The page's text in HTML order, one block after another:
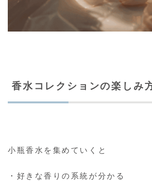
香水コレクションの楽しみ
小瓶香水を集めていくと
・好きな香りの系統が分かる